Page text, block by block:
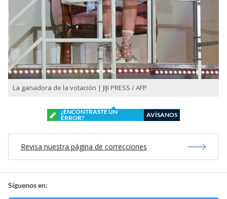
La ganadora de la votación | JIJI PRESS / AFP
¿ENCONTRASTE UN
ERROR?
AVÍSANOS
Revisa nuestra página de correcciones
Síguenos en: